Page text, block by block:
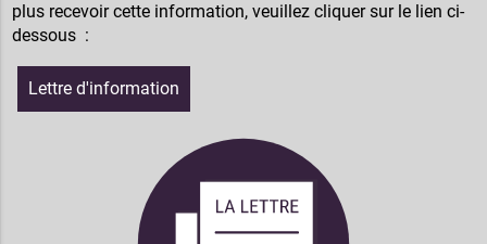
plus recevoir cette information, veuillez cliquer sur le lien ci-
dessous :
Lettre d'information